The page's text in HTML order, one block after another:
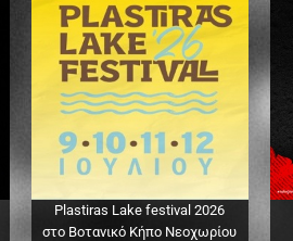
Plastiras Lake festival 2026
στο Βοτανικό Κήπο Νεοχωρίου